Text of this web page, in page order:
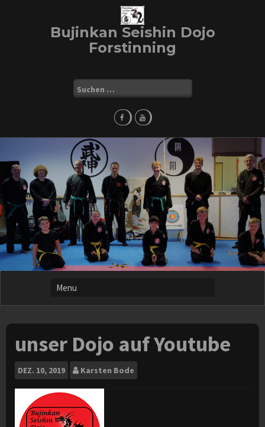
Bujinkan Seishin Dojo
Forstinning
Suchen
nach:
unser Dojo auf Youtube
DEZ. 10, 2019 Karsten Bode